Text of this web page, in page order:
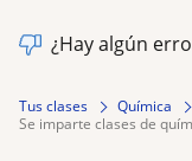
¿Hay algún
Tus clases Química
se imparte clases de